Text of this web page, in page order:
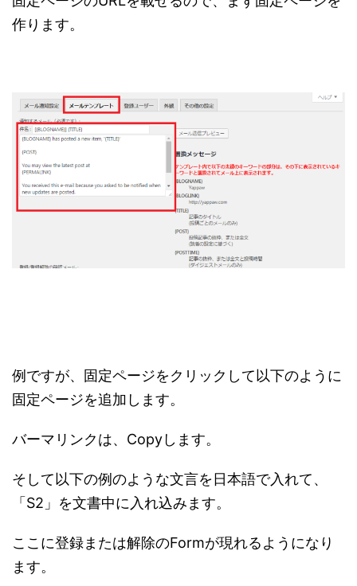
作ります。
例ですが、固定ページをクリックして以下のように
固定ページを追加します。
バーマリンクは、Copyします。
そして以下の例のような文言を日本語で入れて、
「S2」を文書中に入れ込みます。
ここに登録または解除のFormが現れるようになり
ます。